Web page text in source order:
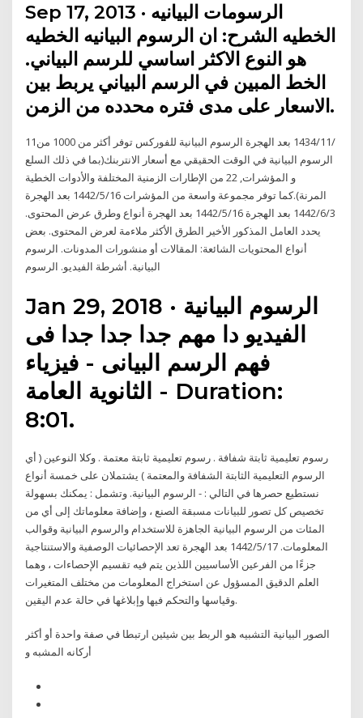
Sep 17, 2013 · الرسومات البيانيه
الخطيه الشرح: ان الرسوم البيانيه الخطيه
هو النوع الاكثر اساسي للرسم البياني.
الخط المبين في الرسم البياني يربط بين
الاسعار على مدى فتره محدده من الزمن.
11‏‏/11‏‏/1434 بعد الهجرة الرسوم البيانية للفوركس توفر أكثر من 1000 من
الرسوم البيانية في الوقت الحقيقي مع أسعار الانتربنك(بما في ذلك السلع
و المؤشرات, 22 من الإطارات الزمنية المختلفة والأدوات الخطية
المرنة).كما توفر مجموعة واسعة من المؤشرات 16‏‏/5‏‏/1442 بعد الهجرة
3‏‏/6‏‏/1442 بعد الهجرة 16‏‏/5‏‏/1442 بعد الهجرة أنواع وطرق عرض المحتوى.
يحدد العامل المذكور الأخير الطرق الأكثر ملاءمة لعرض المحتوى. بعض
أنواع المحتويات الشائعة: المقالات أو منشورات المدونات. الرسوم
البيانية. أشرطة الفيديو. الرسوم
Jan 29, 2018 · الرسوم البيانية
الفيديو دا مهم جدا جدا جدا فى
فهم الرسم البيانى - فيزياء
الثانوية العامة - Duration:
8:01.
رسوم تعليمية ثابتة شفافة . رسوم تعليمية ثابتة معتمة . وكلا النوعين ( أي
الرسوم التعليمية الثابتة الشفافة والمعتمة ) يشتملان على خمسة أنواع
نستطيع حصرها في التالي : - الرسوم البيانية. وتشمل : يمكنك بسهولة
تخصيص كل تصور للبيانات مسبقة الصنع ، وإضافة معلوماتك إلى أي من
المئات من الرسوم البيانية الجاهزة للاستخدام والرسوم البيانية وقوالب
المعلومات. 17‏‏/5‏‏/1442 بعد الهجرة تعد الإحصائيات الوصفية والاستنتاجية
جزءًا من الفرعين الأساسيين اللذين يتم فيه تقسيم الإحصاءات ، وهما
العلم الدقيق المسؤول عن استخراج المعلومات من مختلف المتغيرات
وقياسها والتحكم فيها وإبلاغها في حالة عدم اليقين.
الصور البيانية التشبيه هو الربط بين شيئين ارتبطا في صفة واحدة أو أكثر
أركانه المشبه و